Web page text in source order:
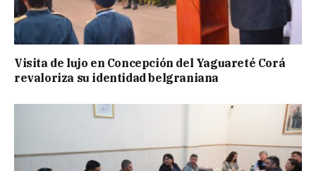
Visita de lujo en Concepción del Yaguareté Corá
revaloriza su identidad belgraniana